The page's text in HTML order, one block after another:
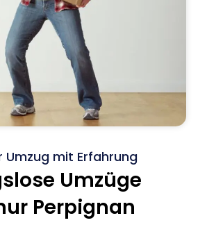
Umzug mit Erfahrung
Umzüge
Perpignan